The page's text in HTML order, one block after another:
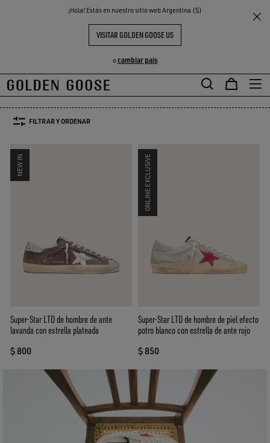
¡Hola! Estás en nuestro sitio web Argentina ($)
VISITAR GOLDEN GOOSE US
ocambiar pais
THE
COMMUNITY
Edición limitada
EDICIÓN LIMITADA HOMBRE
TALLA: 39 40
FILTRAR Y ORDENAR
NEW IN
Super-Star LTD de hombre de ante
lavanda con estrella plateada
$ 800
ONLINE EXCLUSIVE
Super-Star LTD de hombre de piel efecto
potro blanco con estrella de ante rojo
$ 850